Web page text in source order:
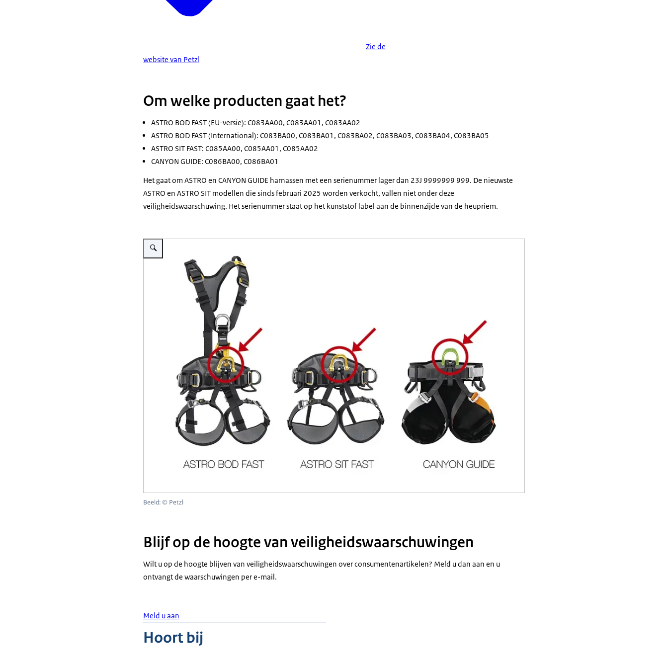
Zie de
website van Petzl
Om welke producten gaat het?
ASTRO BOD FAST (EU-versie): C083AA00, C083AA01, C083AA02
ASTRO BOD FAST (International): C083BA00, C083BA01, C083BA02, C083BA03, C083BA04, C083BA05
ASTRO SIT FAST: C085AA00, C085AA01, C085AA02
CANYON GUIDE: C086BA00, C086BA01
Het gaat om ASTRO en CANYON GUIDE harnassen met een serienummer lager dan 23J 9999999 999. De nieuwste
ASTRO en ASTRO SIT modellen die sinds februari 2025 worden verkocht, vallen niet onder deze
veiligheidswaarschuwing. Het serienummer staat op het kunststof label aan de binnenzijde van de heupriem.
Vergroot afbeelding Petzl ASTRO en CANYON GUIDE klimgordels
Beeld: © Petzl
Blijf op de hoogte van veiligheidswaarschuwingen
Wilt u op de hoogte blijven van veiligheidswaarschuwingen over consumentenartikelen? Meld u dan aan en u
ontvangt de waarschuwingen per e-mail.
Meld u aan
Hoort bij